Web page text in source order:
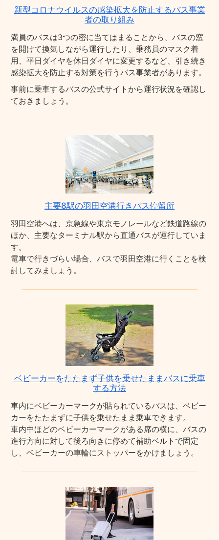
新型コロナウイルスの感染拡大を防止するバス事業
者の取り組み
満員のバスは3つの密に当てはまることから、バスの窓
を開けて換気しながら運行したり、乗務員のマスク着
用、平日ダイヤを休日ダイヤに変更するなど、引き続き
感染拡大を防止する対策を行うバス事業者があります。
事前に乗車するバスの公式サイトから運行状況を確認し
ておきましょう。
主要8駅の羽田空港行きバス停留所
羽田空港へは、京急線や東京モノレールなど鉄道路線の
ほか、主要なターミナル駅から直通バスが運行していま
す。
電車で行きづらい場合、バスで羽田空港に行くことを検
討してみましょう。
ベビーカーをたたまず子供を乗せたままバスに乗車
する方法
車内にベビーカーマークが貼られているバスは、ベビー
カーをたたまずに子供を乗せたまま乗車できます。
車内中ほどのベビーカーマークがある席の横に、バスの
進行方向に対して後ろ向きに停めて補助ベルトで固定
し、ベビーカーの車輪にストッパーをかけましょう。